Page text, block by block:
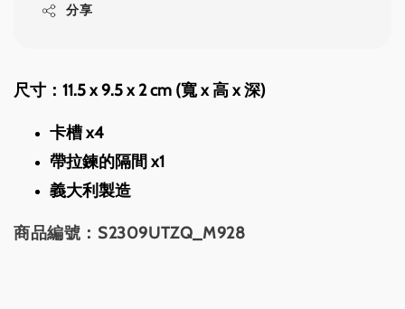
分享
尺寸：11.5 x 9.5 x 2 cm (寬 x 高 x 深)
卡槽 x4
帶拉鍊的隔間 x1
義大利製造
商品編號： S2309UTZQ_M928